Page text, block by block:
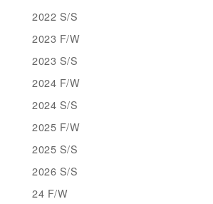
2022 S/S
2023 F/W
2023 S/S
2024 F/W
2024 S/S
2025 F/W
2025 S/S
2026 S/S
24 F/W